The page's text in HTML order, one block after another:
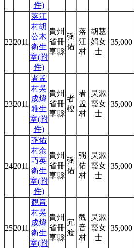
件)
222011
落江
村胡
公木
衛生
室(附
件)
貴州
省冊
享縣
弼
佑
落
江
村
胡慧
娟女
士
35,000
232011
者孟
村吳
成煒
雅生
室(附
件)
貴州
省冊
享縣
者
樓
者
孟
村
吴淑
霞女
士
35,000
242011
弼佑
村余
巧英
衛生
室(附
件)
貴州
省冊
享縣
弼
佑
弼
佑
村
吴淑
霞女
士
35,000
252011
觀音
村吳
成煒
衛生
室(附
貴州
省冊
享縣
冗
渡
觀
音
村
吴淑
霞女
士
35,000